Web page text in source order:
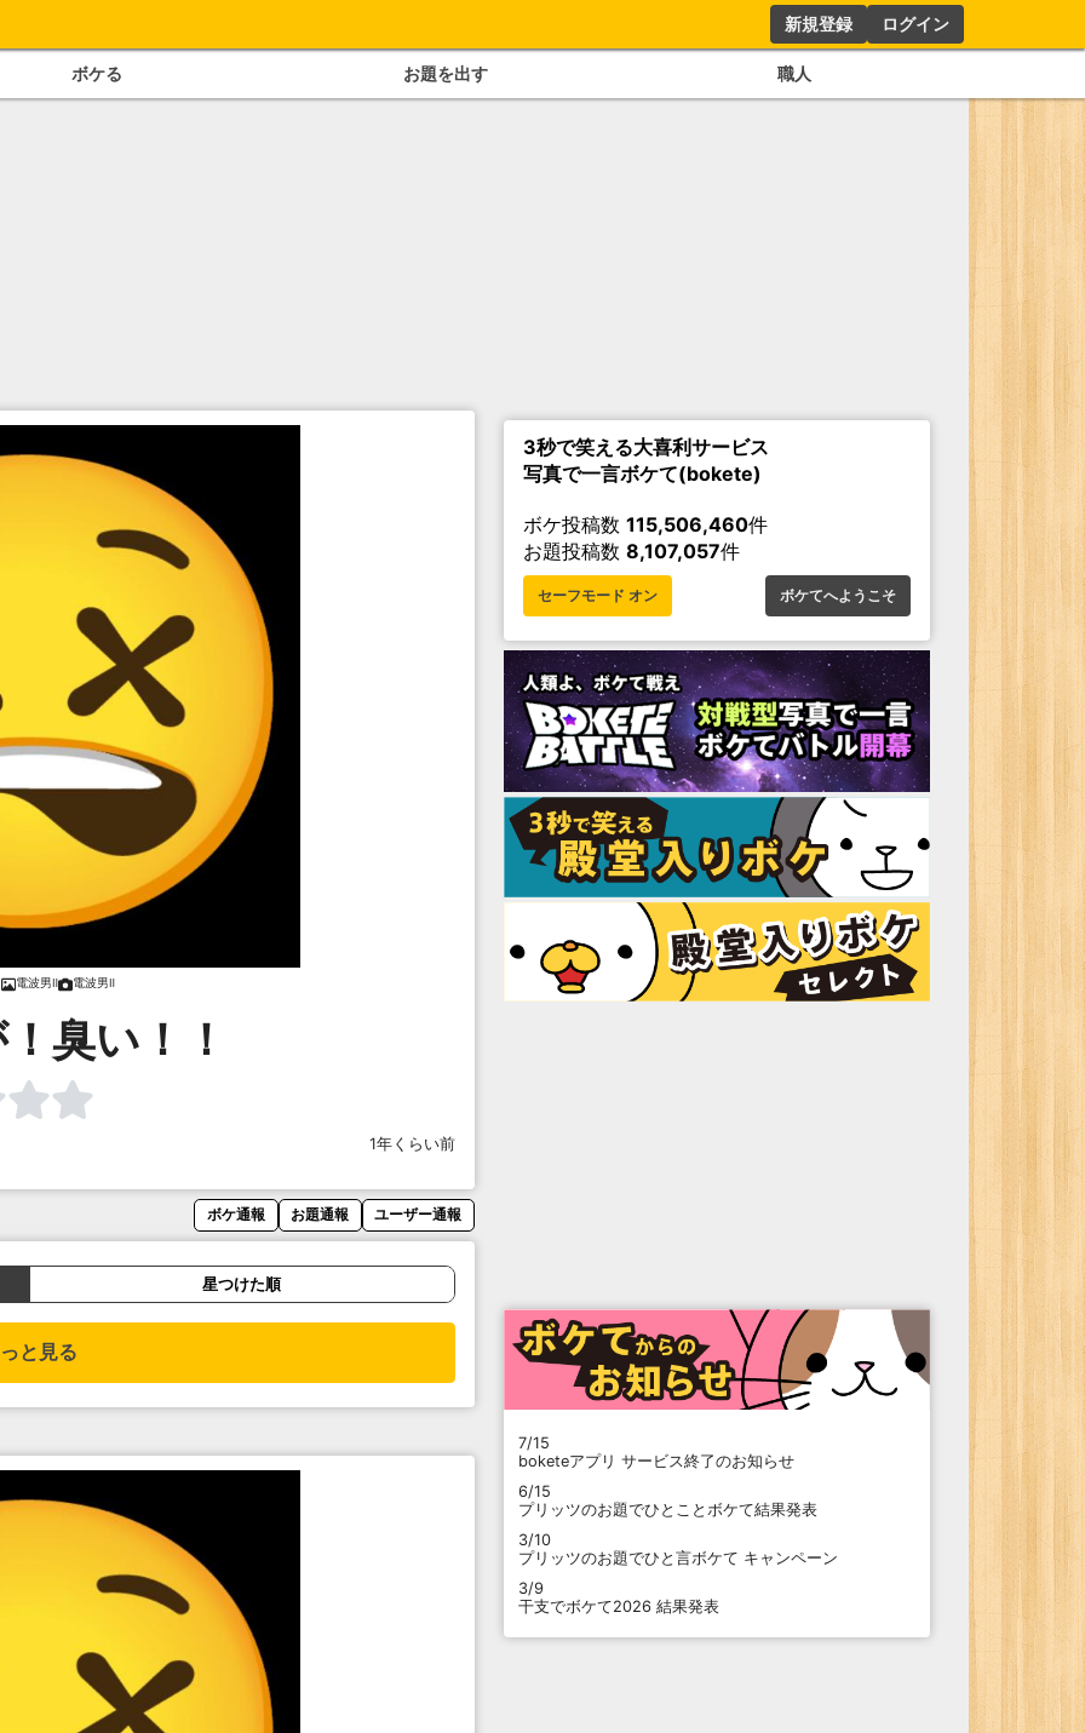
新規登録 ログイン
ボケる お題を出す 職人
電波男Ⅱ 電波男Ⅱ
臭い！！
1年くらい前
ボケ通報 お題通報 ユーザー通報
星つけた順
と見る
3秒で笑える大喜利サービス
写真で一言ボケて(bokete)
ボケ投稿数 115,506,460件
お題投稿数 8,107,057件
セーフモード オン ボケてへようこそ
7/15
boketeアプリ サービス終了のお知らせ
6/15
プリッツのお題でひとことボケて結果発表
3/10
プリッツのお題でひと言ボケて キャンペーン
3/9
干支でボケて2026 結果発表